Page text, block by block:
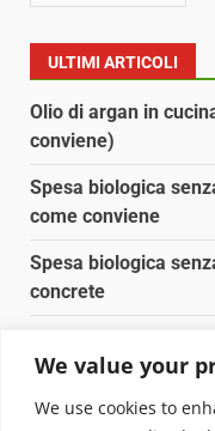
We value your
We use cookies to
ULTIMI ARTICOLI
Olio di argan in
conviene)
Spesa biologica
come conviene
Spesa biologica
concrete
Pulizia naturale
sostituiscono 10